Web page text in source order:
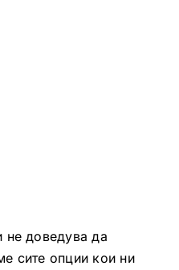
не доведува да
сите опции кои ни